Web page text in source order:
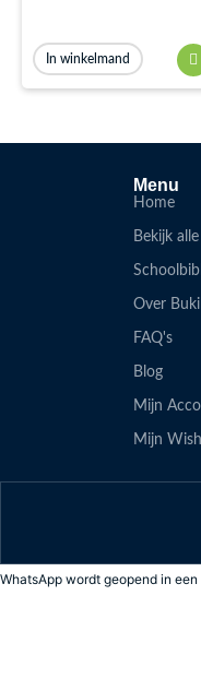
In winkelmand
Menu
Home
Bekijk
Over
FAQ's
Blog
Mijn
Mijn
WhatsApp wordt geopend in